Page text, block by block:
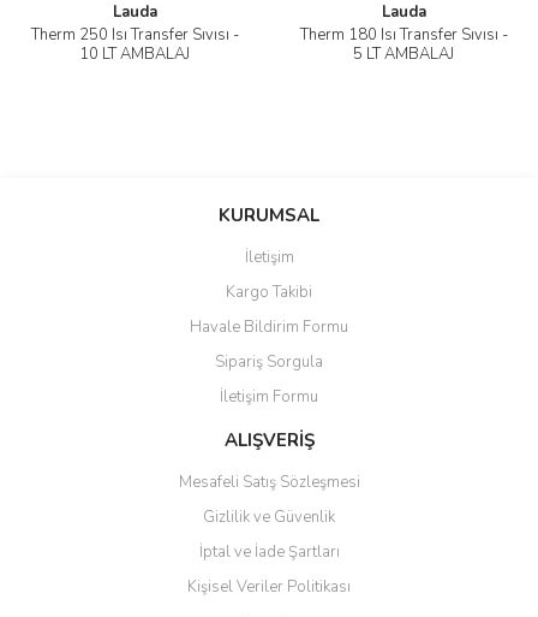
Lauda
Therm 250 Isı Transfer Sıvısı -
10 LT AMBALAJ
Lauda
Therm 180 Isı Transfer Sıvısı -
5 LT AMBALAJ
KURUMSAL
İletişim
Kargo Takibi
Havale Bildirim Formu
Sipariş Sorgula
İletişim Formu
ALIŞVERİŞ
Mesafeli Satış Sözleşmesi
Gizlilik ve Güvenlik
İptal ve İade Şartları
Kişisel Veriler Politikası